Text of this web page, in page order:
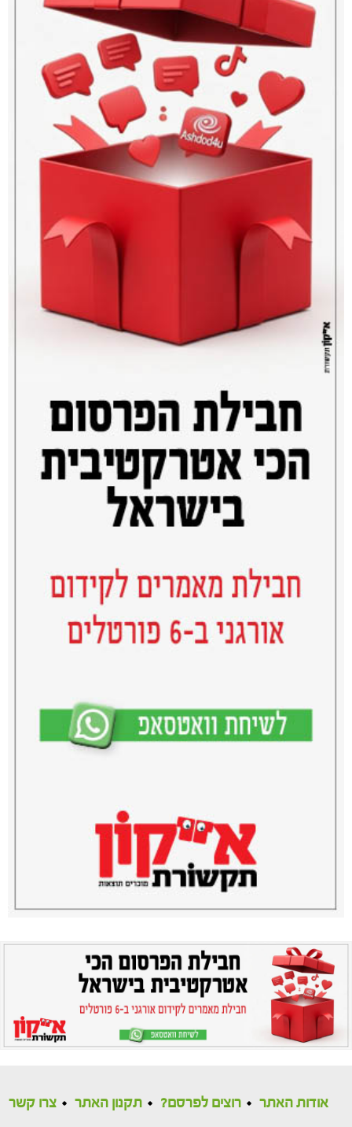
אודות האתר רוצים לפרסם? תקנון האתר צרו קשר